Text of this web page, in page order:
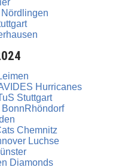
Hurricanes
Stuttgart
BonnRhöndorf
Chemnitz
Luchse
Diamonds